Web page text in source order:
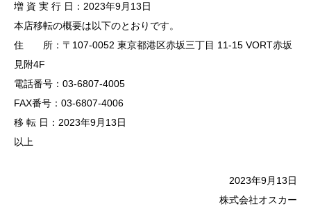
増 資 実 行 日：2023年9月13日
本店移転の概要は以下のとおりです。
住 所：〒107-0052 東京都港区赤坂三丁目 11-15 VORT赤坂
見附4F
電話番号：03-6807-4005
FAX番号：03-6807-4006
移 転 日：2023年9月13日
以上
2023年9月13日
株式会社オスカー